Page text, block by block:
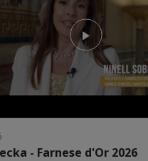
- Farnese d'Or 2026